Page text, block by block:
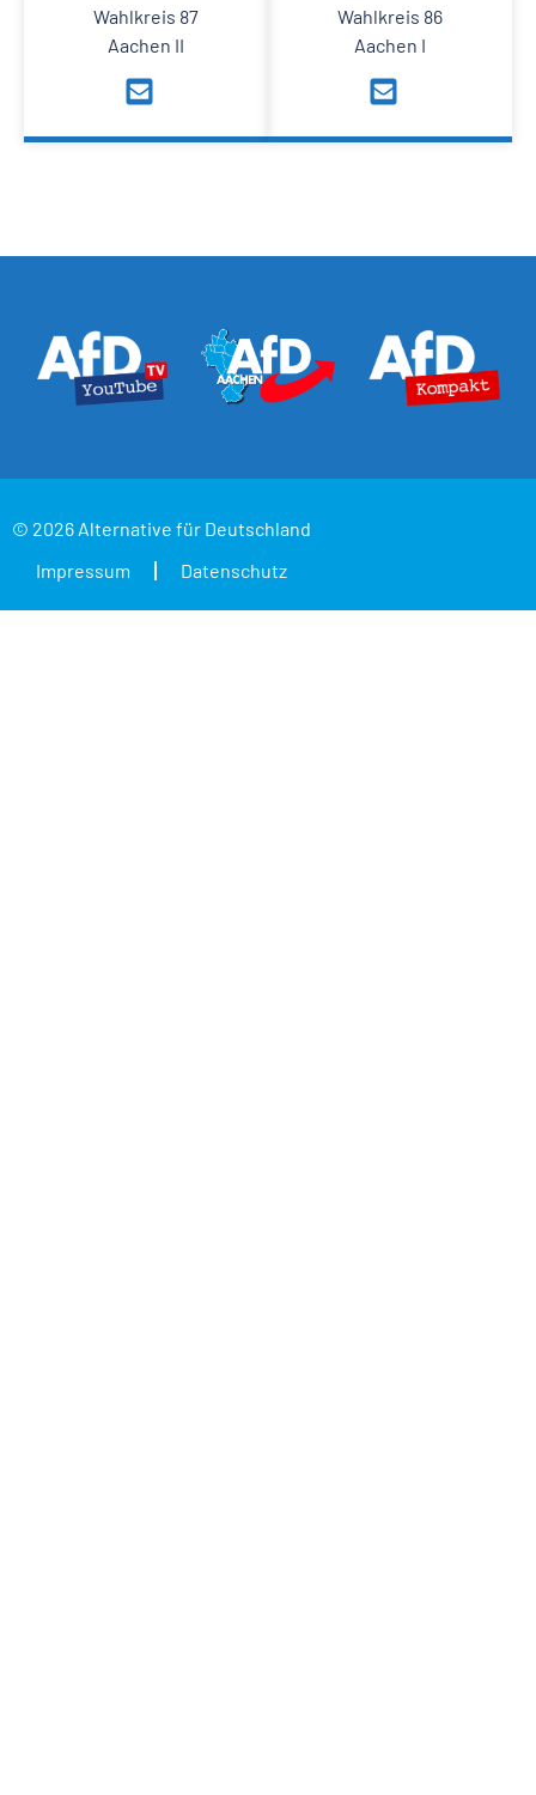
Wahlkreis 87
Aachen II
Wahlkreis 86
Aachen I
© 2026 Alternative für Deutschland
Impressum
Datenschutz